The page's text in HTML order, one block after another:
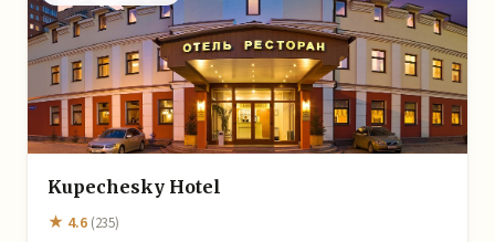
Kupechesky Hotel
★ 4.6 (235)